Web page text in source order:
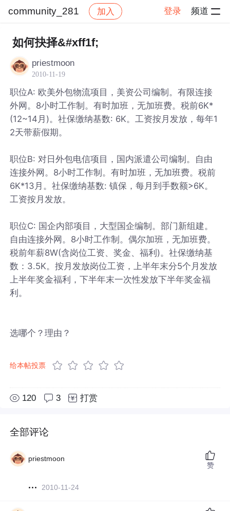
community_281 加入 登录 频道
社区 community_281
如何抉择&#xff1f;
priestmoon
2010-11-19
职位A: 欧美外包物流项目，美资公司编制。有限连接
外网。8小时工作制。有时加班，无加班费。税前6K*
(12~14月)。社保缴纳基数: 6K。工资按月发放，每年1
2天带薪假期。
职位B: 对日外包电信项目，国内派遣公司编制。自由
连接外网。8小时工作制。有时加班，无加班费。税前
6K*13月。社保缴纳基数: 镇保，每月到手数额>6K。
工资按月发放。
职位C: 国企内部项目，大型国企编制。部门新组建。
自由连接外网。8小时工作制。偶尔加班，无加班费。
税前年薪8W(含岗位工资、奖金、福利)。社保缴纳基
数：3.5K。按月发放岗位工资，上半年末分5个月发放
上半年奖金福利，下半年末一次性发放下半年奖金福
利。
选哪个？理由？
给本帖投票
120 3 打赏
全部评论
priestmoon
2010-11-24
赞